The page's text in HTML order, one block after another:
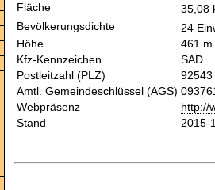
Fläche
35,08
Bevölkerungsdichte
24
Höhe
461 m
Kfz-Kennzeichen
SAD
Postleitzahl (PLZ)
92543
Amtl. Gemeindeschlüssel (AGS)
Webpräsenz
http://
Stand
2015-